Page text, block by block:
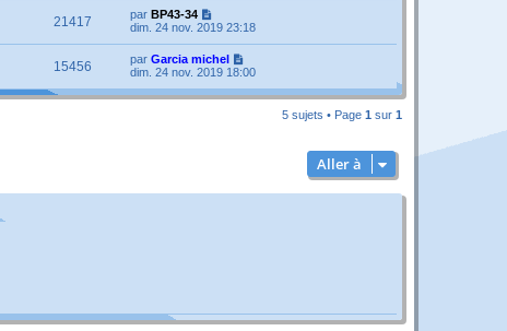
21417 par BP43-34
dim. 24 nov. 2019 23:18
15456 par Garcia michel
dim. 24 nov. 2019 18:00
5 sujets • Page 1 sur 1
Aller à